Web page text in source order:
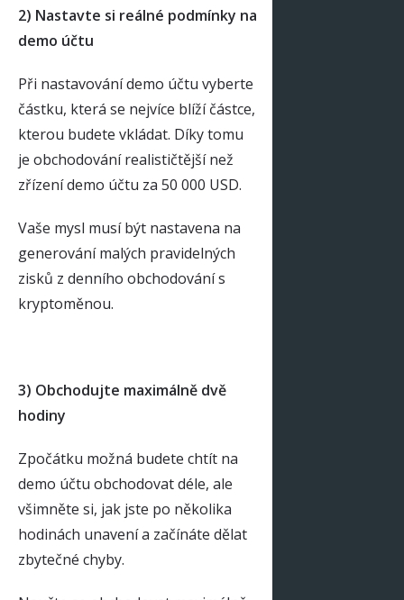
2) Nastavte si reálné podmínky na
demo účtu
Při nastavování demo účtu vyberte
částku, která se nejvíce blíží částce,
kterou budete vkládat. Díky tomu
je obchodování realističtější než
zřízení demo účtu za 50 000 USD.
Vaše mysl musí být nastavena na
generování malých pravidelných
zisků z denního obchodování s
kryptoměnou.
3) Obchodujte maximálně dvě
hodiny
Zpočátku možná budete chtít na
demo účtu obchodovat déle, ale
všimněte si, jak jste po několika
hodinách unavení a začínáte dělat
zbytečné chyby.